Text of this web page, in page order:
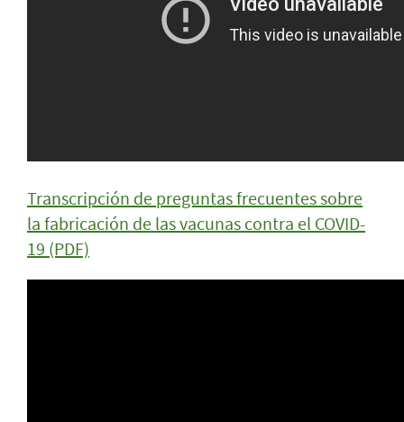
Transcripción de preguntas frecuentes sobre
la fabricación de las vacunas contra el COVID-
19 (PDF)